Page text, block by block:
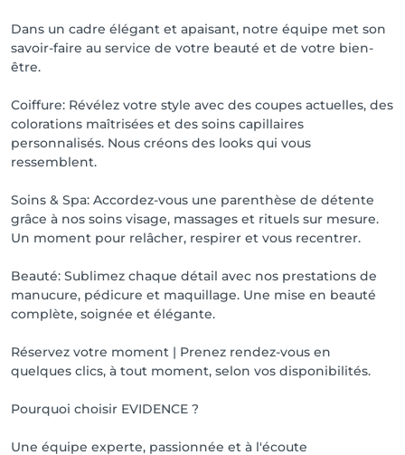
Dans un cadre élégant et apaisant, notre équipe met son
savoir-faire au service de votre beauté et de votre bien-
être.
Coiffure: Révélez votre style avec des coupes actuelles, des
colorations maîtrisées et des soins capillaires
personnalisés. Nous créons des looks qui vous
ressemblent.
Soins & Spa: Accordez-vous une parenthèse de détente
grâce à nos soins visage, massages et rituels sur mesure.
Un moment pour relâcher, respirer et vous recentrer.
Beauté: Sublimez chaque détail avec nos prestations de
manucure, pédicure et maquillage. Une mise en beauté
complète, soignée et élégante.
Réservez votre moment | Prenez rendez-vous en
quelques clics, à tout moment, selon vos disponibilités.
Pourquoi choisir EVIDENCE ?
Une équipe experte, passionnée et à l'écoute